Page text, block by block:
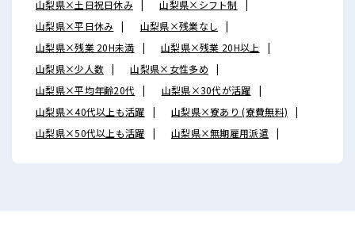
山梨県×土日祝日休み
山梨県×シフト制
山梨県×平日休み
山梨県×残業なし
山梨県×残業 20H未満
山梨県×残業 20H以上
山梨県×少人数
山梨県×女性多め
山梨県×平均年齢20代
山梨県×30代が活躍
山梨県×40代以上も活躍
山梨県×寮あり (寮費無料)
山梨県×50代以上も活躍
山梨県×無期雇用派遣